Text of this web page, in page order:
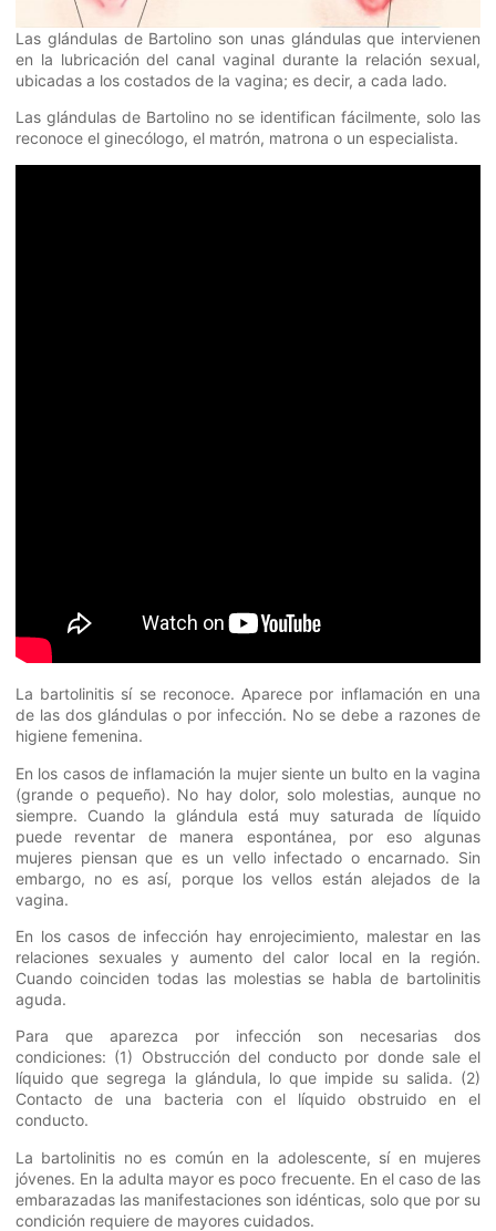
Las glándulas de Bartolino son unas glándulas que intervienen
en la lubricación del canal vaginal durante la relación sexual,
ubicadas a los costados de la vagina; es decir, a cada lado.
Las glándulas de Bartolino no se identifican fácilmente, solo las
reconoce el ginecólogo, el matrón, matrona o un especialista.
La bartolinitis sí se reconoce. Aparece por inflamación en una
de las dos glándulas o por infección. No se debe a razones de
higiene femenina.
En los casos de inflamación la mujer siente un bulto en la vagina
(grande o pequeño). No hay dolor, solo molestias, aunque no
siempre. Cuando la glándula está muy saturada de líquido
puede reventar de manera espontánea, por eso algunas
mujeres piensan que es un vello infectado o encarnado. Sin
embargo, no es así, porque los vellos están alejados de la
vagina.
En los casos de infección hay enrojecimiento, malestar en las
relaciones sexuales y aumento del calor local en la región.
Cuando coinciden todas las molestias se habla de bartolinitis
aguda.
Para que aparezca por infección son necesarias dos
condiciones: (1) Obstrucción del conducto por donde sale el
líquido que segrega la glándula, lo que impide su salida. (2)
Contacto de una bacteria con el líquido obstruido en el
conducto.
La bartolinitis no es común en la adolescente, sí en mujeres
jóvenes. En la adulta mayor es poco frecuente. En el caso de las
embarazadas las manifestaciones son idénticas, solo que por su
condición requiere de mayores cuidados.